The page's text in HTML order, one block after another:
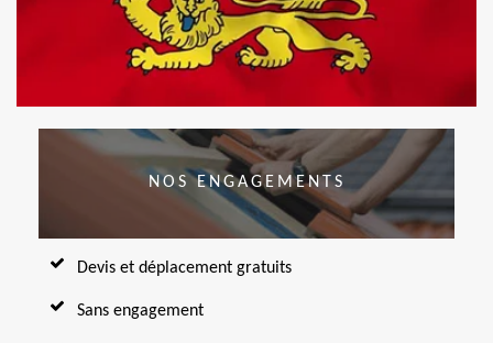
NOS ENGAGEMENTS
Devis et déplacement gratuits
Sans engagement